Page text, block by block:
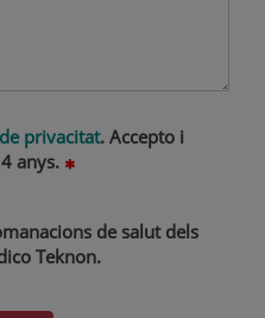
privacitat. Accepto i
anys.
de salut dels
Teknon.